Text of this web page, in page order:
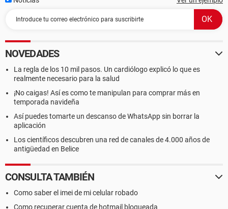
NOVEDADES
La regla de los 10 mil pasos. Un cardiólogo explicó lo que es
realmente necesario para la salud
¡No caigas! Así es como te manipulan para comprar más en
temporada navideña
Así puedes tomarte un descanso de WhatsApp sin borrar la
aplicación
Los científicos descubren una red de canales de 4.000 años de
antigüedad en Belice
CONSULTA TAMBIÉN
Como saber el imei de mi celular robado
Como recuperar cuenta de hotmail bloqueada